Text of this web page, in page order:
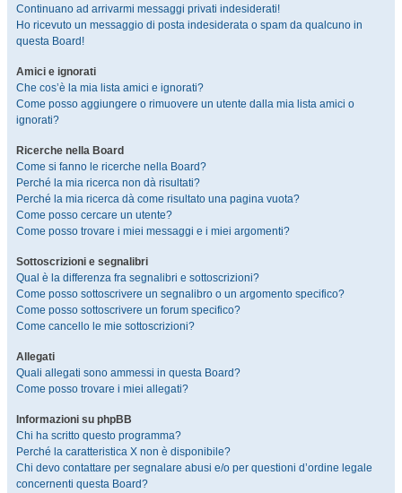
Continuano ad arrivarmi messaggi privati indesiderati!
Ho ricevuto un messaggio di posta indesiderata o spam da qualcuno in
questa Board!
Amici e ignorati
Che cos’è la mia lista amici e ignorati?
Come posso aggiungere o rimuovere un utente dalla mia lista amici o
ignorati?
Ricerche nella Board
Come si fanno le ricerche nella Board?
Perché la mia ricerca non dà risultati?
Perché la mia ricerca dà come risultato una pagina vuota?
Come posso cercare un utente?
Come posso trovare i miei messaggi e i miei argomenti?
Sottoscrizioni e segnalibri
Qual è la differenza fra segnalibri e sottoscrizioni?
Come posso sottoscrivere un segnalibro o un argomento specifico?
Come posso sottoscrivere un forum specifico?
Come cancello le mie sottoscrizioni?
Allegati
Quali allegati sono ammessi in questa Board?
Come posso trovare i miei allegati?
Informazioni su phpBB
Chi ha scritto questo programma?
Perché la caratteristica X non è disponibile?
Chi devo contattare per segnalare abusi e/o per questioni d’ordine legale
concernenti questa Board?